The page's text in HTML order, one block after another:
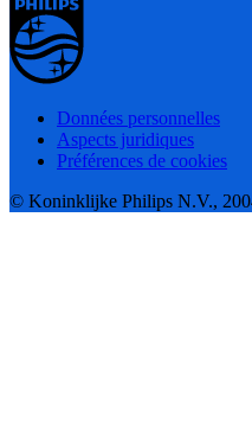
Données personnelles
Aspects juridiques
Préférences de cookies
© Koninklijke Philips N.V.,